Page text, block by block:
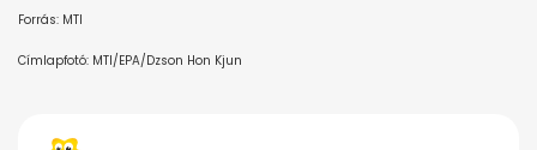
Forrás: MTI
Címlapfotó: MTI/EPA/Dzson Hon Kjun